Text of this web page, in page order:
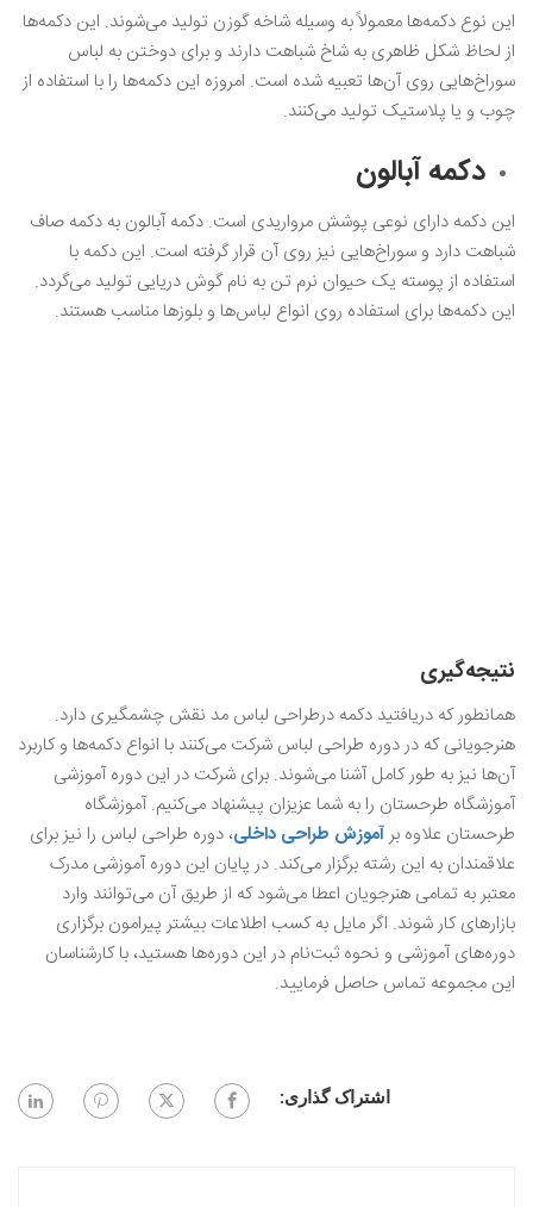
این نوع دکمه‌ها معمولاً به وسیله شاخه گوزن تولید می‌شوند. این دکمه‌ها
از لحاظ شکل ظاهری به شاخ شباهت دارند و برای دوختن به لباس
سوراخ‌هایی روی آن‌ها تعبیه شده است. امروزه این دکمه‌ها را با استفاده از
چوب و یا پلاستیک تولید می‌کنند.
دکمه آبالون
این دکمه دارای نوعی پوشش مرواریدی است. دکمه آبالون به دکمه صاف
شباهت دارد و سوراخ‌هایی نیز روی آن قرار گرفته است. این دکمه با
استفاده از پوسته یک حیوان نرم تن به نام گوش دریایی تولید می‌گردد.
این دکمه‌ها برای استفاده روی انواع لباس‌ها و بلوزها مناسب هستند.
نتیجه‌گیری
همانطور که دریافتید دکمه درطراحی لباس مد نقش چشمگیری دارد.
هنرجویانی که در دوره طراحی لباس شرکت می‌کنند با انواع دکمه‌ها و کاربرد
آن‌ها نیز به طور کامل آشنا می‌شوند. برای شرکت در این دوره آموزشی
آموزشگاه طرحستان را به شما عزیزان پیشنهاد می‌کنیم. آموزشگاه
طرحستان علاوه برآموزش طراحی داخلی، دوره طراحی لباس را نیز برای
علاقمندان به این رشته برگزار می‌کند. در پایان این دوره آموزشی مدرک
معتبر به تمامی هنرجویان اعطا می‌شود که از طریق آن می‌توانند وارد
بازارهای کار شوند. اگر مایل به کسب اطلاعات بیشتر پیرامون برگزاری
دوره‌های آموزشی و نحوه ثبت‌نام در این دوره‌ها هستید، با کارشناسان
این مجموعه تماس حاصل فرمایید.
اشتراک گذاری: